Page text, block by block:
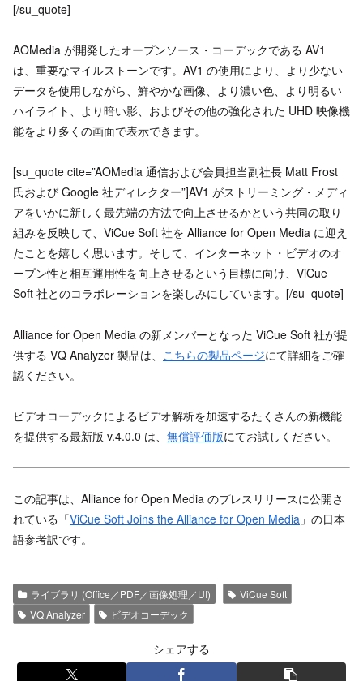
[/su_quote]
AOMedia が開発したオープンソース・コーデックである AV1
は、重要なマイルストーンです。AV1 の使用により、より少ない
データを使用しながら、鮮やかな画像、より濃い色、より明るい
ハイライト、より暗い影、およびその他の強化された UHD 映像機
能をより多くの画面で表示できます。
[su_quote cite=”AOMedia 通信および会員担当副社長 Matt Frost
氏および Google 社ディレクター”]AV1 がストリーミング・メディ
アをいかに新しく最先端の方法で向上させるかという共同の取り
組みを反映して、ViCue Soft 社を Alliance for Open Media に迎え
たことを嬉しく思います。そして、インターネット・ビデオのオ
ープン性と相互運用性を向上させるという目標に向け、ViCue
Soft 社とのコラボレーションを楽しみにしています。[/su_quote]
Alliance for Open Media の新メンバーとなった ViCue Soft 社が提
供する VQ Analyzer 製品は、 こちらの製品ページにて詳細をご確
認ください。
ビデオコーデックによるビデオ解析を加速するたくさんの新機能
を提供する最新版 v.4.0.0 は、 無償評価版にてお試しください。
この記事は、Alliance for Open Media のプレスリリースに公開さ
れている「ViCue Soft Joins the Alliance for Open Media 」の日本
語参考訳です。
ライブラリ (Office／PDF／画像処理／UI)
ViCue Soft
VQ Analyzer
ビデオコーデック
シェアする